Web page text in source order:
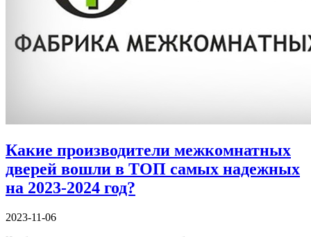
Какие производители межкомнатных
дверей вошли в ТОП самых надежных
на 2023-2024 год?
2023-11-06